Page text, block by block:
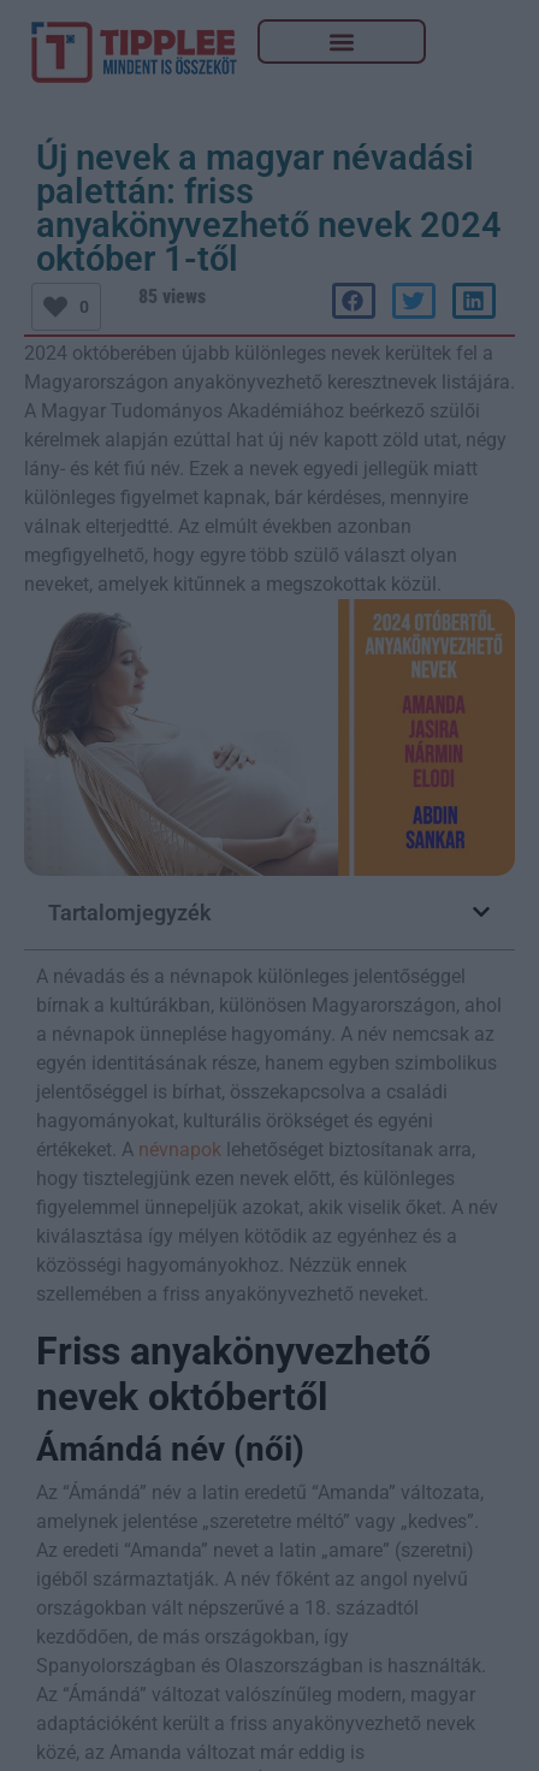
Új nevek a magyar névadási
palettán: friss
anyakönyvezhető nevek 2024
október 1-től
0 85 views
2024 októberében újabb különleges nevek kerültek fel a
Magyarországon anyakönyvezhető keresztnevek listájára.
A Magyar Tudományos Akadémiához beérkező szülői
kérelmek alapján ezúttal hat új név kapott zöld utat, négy
lány- és két fiú név. Ezek a nevek egyedi jellegük miatt
különleges figyelmet kapnak, bár kérdéses, mennyire
válnak elterjedtté. Az elmúlt években azonban
megfigyelhető, hogy egyre több szülő választ olyan
neveket, amelyek kitűnnek a megszokottak közül.
Tartalomjegyzék
A névadás és a névnapok különleges jelentőséggel
bírnak a kultúrákban, különösen Magyarországon, ahol
a névnapok ünneplése hagyomány. A név nemcsak az
egyén identitásának része, hanem egyben szimbolikus
jelentőséggel is bírhat, összekapcsolva a családi
hagyományokat, kulturális örökséget és egyéni
értékeket. A névnapok lehetőséget biztosítanak arra,
hogy tisztelegjünk ezen nevek előtt, és különleges
figyelemmel ünnepeljük azokat, akik viselik őket. A név
kiválasztása így mélyen kötődik az egyénhez és a
közösségi hagyományokhoz. Nézzük ennek
szellemében a friss anyakönyvezhető neveket.
Friss anyakönyvezhető
nevek októbertől
Ámándá név (női)
Az “Ámándá” név a latin eredetű “Amanda” változata,
amelynek jelentése „szeretetre méltó” vagy „kedves”.
Az eredeti “Amanda” nevet a latin „amare” (szeretni)
igéből származtatják. A név főként az angol nyelvű
országokban vált népszerűvé a 18. századtól
kezdődően, de más országokban, így
Spanyolországban és Olaszországban is használták.
Az “Ámándá” változat valószínűleg modern, magyar
adaptációként került a friss anyakönyvezhető nevek
közé, az Amanda változat már eddig is